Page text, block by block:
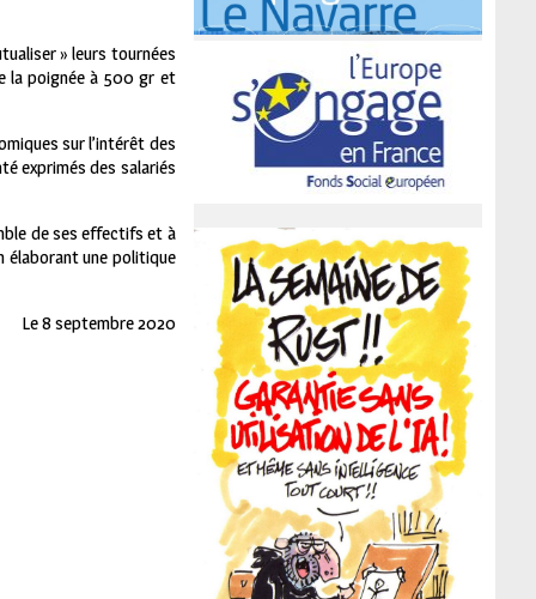
» leurs tournées
la poignée à 500 gr et
sur l’intérêt des
exprimés des salariés
de ses effectifs et à
élaborant une politique
Le 8 septembre 2020